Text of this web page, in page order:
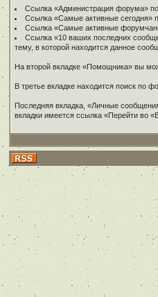
Ссылка «Администрация форума»
Ссылка «Самые активные сегодня»
Ссылка «Самые активные
Ссылка «10 ваших последних
тему, в которой находится данное
На второй вкладке «Помощника» вы
В третье вкладке находится поиск по
Последняя вкладка, «Личные
вкладки имеется ссылка «Перейти во